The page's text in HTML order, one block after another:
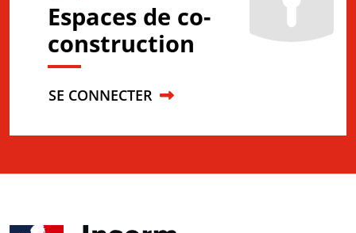
Espaces de co-
construction
SE CONNECTER